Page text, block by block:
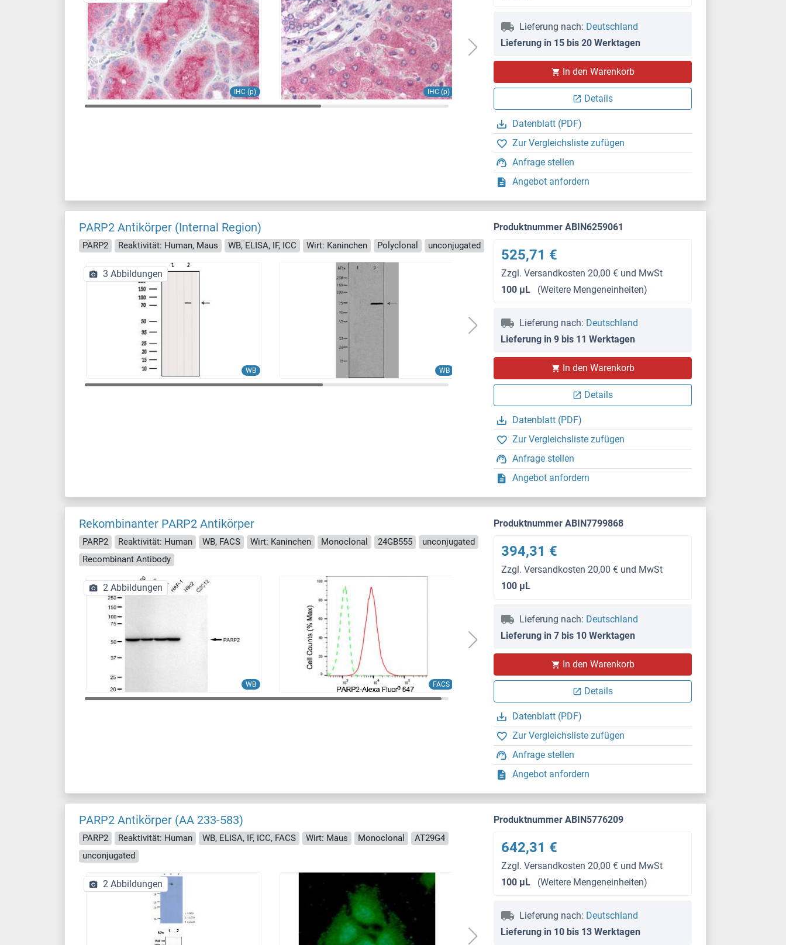
IHC (p) IHC (p)
IHC
Lieferung nach: Deutschland
Lieferung in 15 bis 20 Werktagen
In den Warenkorb
Details
Datenblatt (PDF)
Zur Vergleichsliste zufügen
Anfrage stellen
Angebot anfordern
PARP2 Antikörper (Internal Region)
PARP2 Reaktivität: Human, Maus WB, ELISA, IF, ICC Wirt: Kaninchen Polyclonal unconjugated
WB WB
IF/ICC
3 Abbildungen
Produktnummer ABIN6259061
525,71 €
Zzgl. Versandkosten 20,00 € und MwSt
100 μL
(Weitere Mengeneinheiten)
Lieferung nach: Deutschland
Lieferung in 9 bis 11 Werktagen
In den Warenkorb
Details
Datenblatt (PDF)
Zur Vergleichsliste zufügen
Anfrage stellen
Angebot anfordern
Rekombinanter PARP2 Antikörper
PARP2 Reaktivität: Human WB, FACS Wirt: Kaninchen Monoclonal 24GB555
unconjugated
Recombinant Antibody
WB FACS
2 Abbildungen
Produktnummer ABIN7799868
394,31 €
Zzgl. Versandkosten 20,00 € und MwSt
100 μL
Lieferung nach: Deutschland
Lieferung in 7 bis 10 Werktagen
In den Warenkorb
Details
Datenblatt (PDF)
Zur Vergleichsliste zufügen
Anfrage stellen
Angebot anfordern
PARP2 Antikörper (AA 233-583)
PARP2 Reaktivität: Human WB, ELISA, IF, ICC, FACS Wirt: Maus Monoclonal
AT29G4
unconjugated
2 Abbildungen
Produktnummer ABIN5776209
642,31 €
Zzgl. Versandkosten 20,00 € und MwSt
100 μL
(Weitere Mengeneinheiten)
Lieferung nach: Deutschland
Lieferung in 10 bis 13 Werktagen